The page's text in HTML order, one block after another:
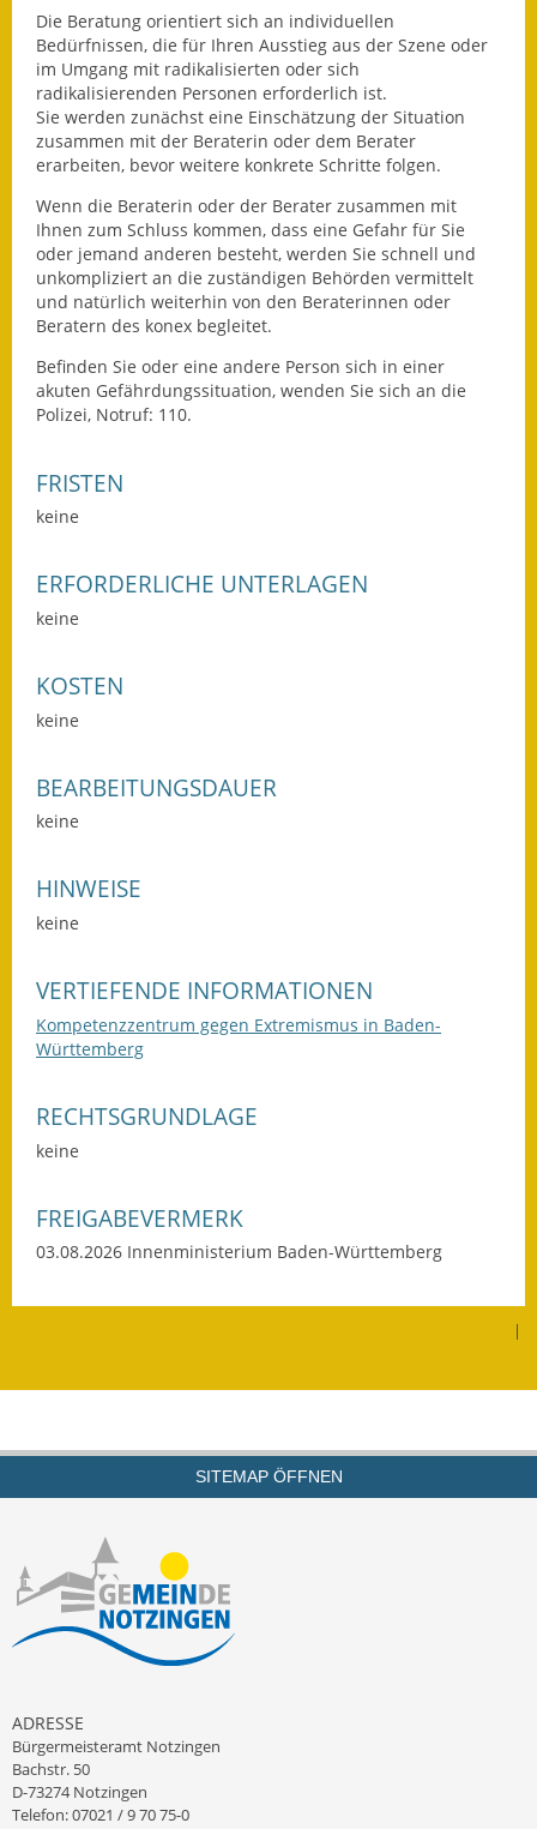
Heiraten in Notzingen
Mitarbeiter
Notruftafel
Ortsrecht
Wahlen
Was erledige ich wo?
Leben
Gutachterausschuss
Breitbandausbau
Die Beratung orientiert sich an individuellen
Bedürfnissen, die für Ihren Ausstieg aus der Szene oder
im Umgang mit radikalisierten oder sich
radikalisierenden Personen erforderlich ist.
Sie werden zunächst eine Einschätzung der Situation
zusammen mit der Beraterin oder dem Berater
erarbeiten, bevor weitere konkrete Schritte folgen.
Wenn die Beraterin oder der Berater zusammen mit
Ihnen zum Schluss kommen, dass eine Gefahr für Sie
oder jemand anderen besteht, werden Sie schnell und
unkompliziert an die zuständigen Behörden vermittelt
und natürlich weiterhin von den Beraterinnen oder
Beratern des konex begleitet.
Befinden Sie oder eine andere Person sich in einer
akuten Gefährdungssituation, wenden Sie sich an die
Polizei, Notruf: 110.
FRISTEN
keine
ERFORDERLICHE UNTERLAGEN
keine
KOSTEN
keine
BEARBEITUNGSDAUER
keine
HINWEISE
keine
VERTIEFENDE INFORMATIONEN
Kompetenzzentrum gegen Extremismus in Baden-
Württemberg
RECHTSGRUNDLAGE
keine
FREIGABEVERMERK
03.08.2026 Innenministerium Baden-Württemberg
|
SITEMAP ÖFFNEN
ADRESSE
Bürgermeisteramt Notzingen
Bachstr. 50
D-73274 Notzingen
Telefon: 07021 / 9 70 75-0